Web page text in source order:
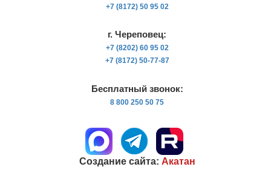
+7 (8172) 50 95 02
г. Череповец:
+7 (8202) 60 95 02
+7 (8172) 50-77-87
Бесплатный звонок:
8 800 250 50 75
Создание сайта: Акатан